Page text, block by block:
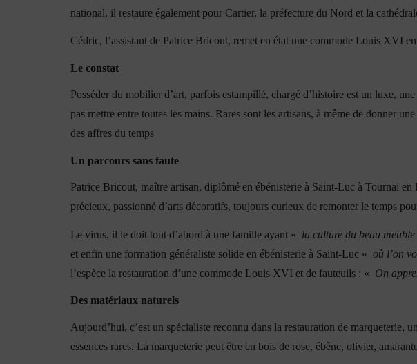
national, il restaure également pour Cartier, la préfecture du Nord et la
Cédric, l’assistant de Patrice Bricout, remet en état une commode Louis XVI
Le constat
Posséder du mobilier d’art, parfois estampillé, chargé d’histoire est un luxe,
pas mettre entre toutes les mains. Rares sont les artisans, à même de donner
des affres du temps
Un parcours sans faute
Patrice Bricout, maître artisan, diplômé en ébénisterie à Saint-Luc à Tournai
précieux, passionné d’arts décoratifs, toujours curieux de remonter le temps
Le virus, il le doit tout d’abord à une famille ayant « la culture du beau meuble
et enfin une formation généraliste solide en ébénisterie à Saint-Luc « où l’on
l’espèce la restauration d’une commode Louis XVI et de fauteuils : « On
Des matériaux naturels
Aujourd’hui, c’est un spécialiste reconnu dans la restauration de marqueterie,
essences rares. La marqueterie peut être en bois de rose, ébène, olivier,